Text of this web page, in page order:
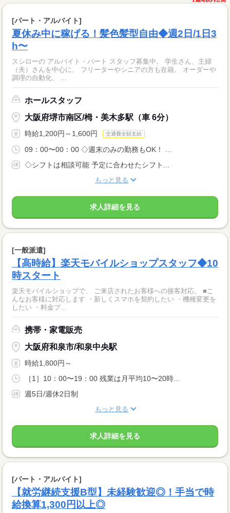
[パート・アルバイト]
夏休み中に稼げる！髪色髪型自由◆週2日/1日3
h〜
スシローの アルバイト・パート スタッフ募集中。 学生さん、主婦
（夫）さんを中心に、 フリーターやシニアの方も在籍。 オーダーや
調理の自動化、 ...
ホールスタッフ
大阪府堺市南区/栂・美木多駅（車 6分）
時給1,200円～1,600円 交通費全額支給
09：00〜00：00 ◇週末のみの勤務もOK！ ...
◇シフトは相談可能 予定に合わせたシフト...
もっと見る
求人詳細を見る
[一般派遣]
【高時給】楽天モバイルショップスタッフ◆10
時スタート
楽天モバイルショップで、 ご来店されたお客様への接客対応。 ■こ
んなお客様に対応します ・新しくスマホを契約したい ・機種変更を
したい ・料金プ...
携帯・家電販売
大阪府和泉市/和泉中央駅
時給1,800円～
［1］10：00〜19：00 残業は月平均10〜20時...
週5日/週休2日制
もっと見る
求人詳細を見る
[パート・アルバイト]
【就労継続支援B型】未経験歓迎◎！手当で時
給換算1,300円以上◎